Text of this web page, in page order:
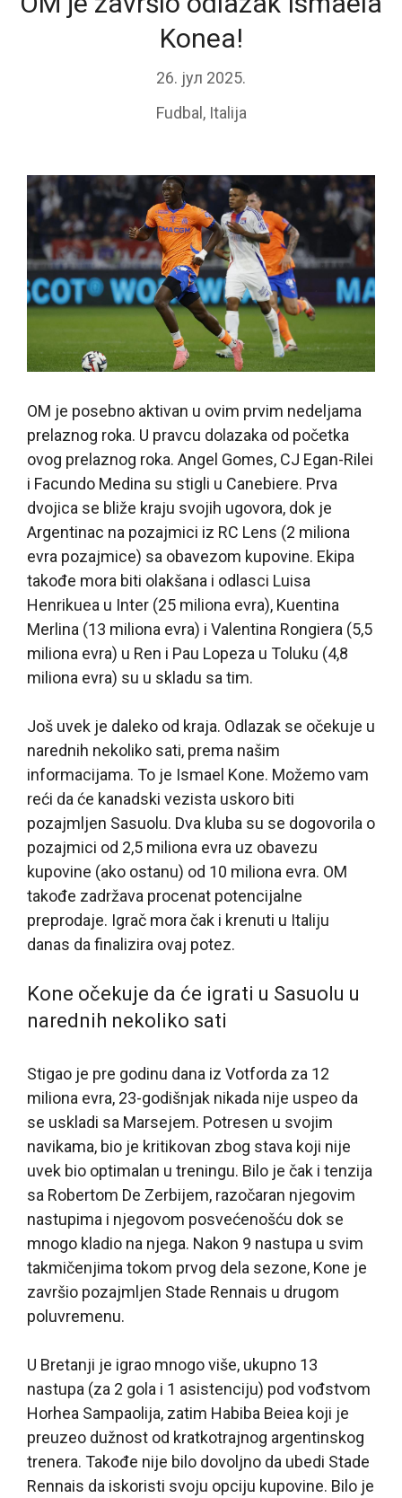
Konea!
26. јул 2025.
Fudbal , Italija
OM je posebno aktivan u ovim prvim nedeljama
prelaznog roka. U pravcu dolazaka od početka
ovog prelaznog roka. Angel Gomes, CJ Egan-Rilei
i Facundo Medina su stigli u Canebiere. Prva
dvojica se bliže kraju svojih ugovora, dok je
Argentinac na pozajmici iz RC Lens (2 miliona
evra pozajmice) sa obavezom kupovine. Ekipa
takođe mora biti olakšana i odlasci Luisa
Henrikuea u Inter (25 miliona evra), Kuentina
Merlina (13 miliona evra) i Valentina Rongiera (5,5
miliona evra) u Ren i Pau Lopeza u Toluku (4,8
miliona evra) su u skladu sa tim.
Još uvek je daleko od kraja. Odlazak se očekuje u
narednih nekoliko sati, prema našim
informacijama. To je Ismael Kone. Možemo vam
reći da će kanadski vezista uskoro biti
pozajmljen Sasuolu. Dva kluba su se dogovorila o
pozajmici od 2,5 miliona evra uz obavezu
kupovine (ako ostanu) od 10 miliona evra. OM
takođe zadržava procenat potencijalne
preprodaje. Igrač mora čak i krenuti u Italiju
danas da finalizira ovaj potez.
Kone očekuje da će igrati u Sasuolu u
narednih nekoliko sati
Stigao je pre godinu dana iz Votforda za 12
miliona evra, 23-godišnjak nikada nije uspeo da
se uskladi sa Marsejem. Potresen u svojim
navikama, bio je kritikovan zbog stava koji nije
uvek bio optimalan u treningu. Bilo je čak i tenzija
sa Robertom De Zerbijem, razočaran njegovim
nastupima i njegovom posvećenošću dok se
mnogo kladio na njega. Nakon 9 nastupa u svim
takmičenjima tokom prvog dela sezone, Kone je
završio pozajmljen Stade Rennais u drugom
poluvremenu.
U Bretanji je igrao mnogo više, ukupno 13
nastupa (za 2 gola i 1 asistenciju) pod vođstvom
Horhea Sampaolija, zatim Habiba Beiea koji je
preuzeo dužnost od kratkotrajnog argentinskog
trenera. Takođe nije bilo dovoljno da ubedi Stade
Rennais da iskoristi svoju opciju kupovine. Bilo je